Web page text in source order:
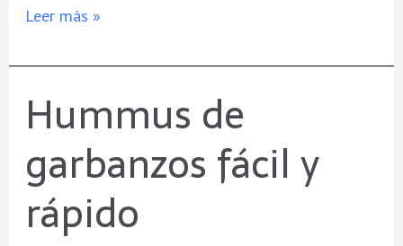
Leer más »
Hummus de
garbanzos fácil y
rápido
Hummus
de
garbanzos
fácil
rápido